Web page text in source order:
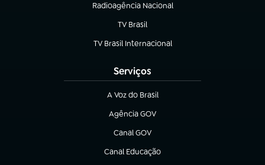
Radioagência Nacional
(abre em nova aba)
TV Brasil
(abre em nova aba)
TV Brasil Internacional
(abre em nova aba)
Serviços
A Voz do Brasil
(abre em nova aba)
Agência GOV
(abre em nova aba)
Canal GOV
(abre em nova aba)
Canal Educação
(abre em nova aba)